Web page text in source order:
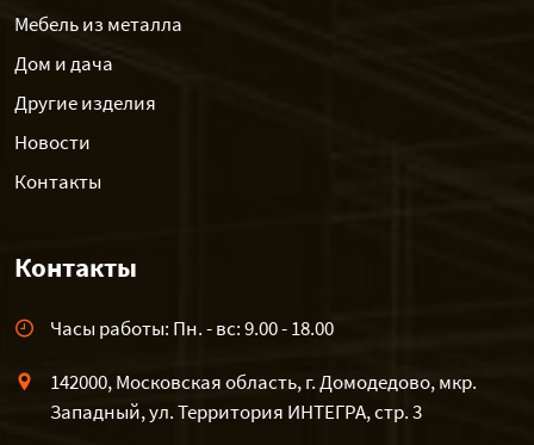
Мебель из металла
Дом и дача
Другие изделия
Новости
Контакты
Контакты
Часы работы: Пн. - вс: 9.00 - 18.00
142000, Московская область, г. Домодедово, мкр.
Западный, ул. Территория ИНТЕГРА, стр. 3